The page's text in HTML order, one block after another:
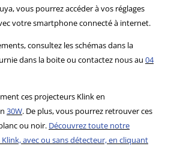
vous pourrez accéder à vos réglages
votre smartphone connecté à internet.
consultez les schémas dans la
dans la boite ou contactez nous au 04
ces projecteurs Klink en
30W. De plus, vous pourrez retrouver ces
ou noir. Découvrez toute notre
avec ou sans détecteur, en cliquant